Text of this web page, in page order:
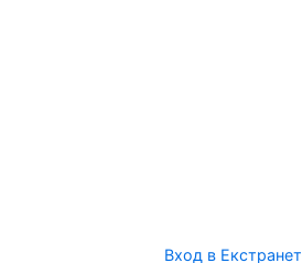
Вход в Екстранет